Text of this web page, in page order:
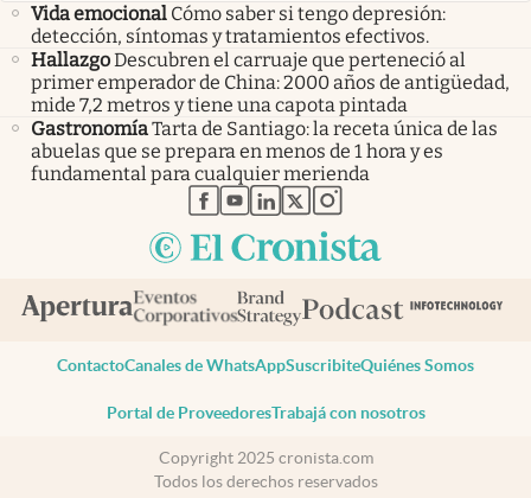
Vida emocional Cómo saber si tengo depresión:
detección, síntomas y tratamientos efectivos.
HallazgoDescubren el carruaje que perteneció al
primer emperador de China: 2000 años de antigüedad,
mide 7,2 metros y tiene una capota pintada
GastronomíaTarta de Santiago: la receta única de las
abuelas que se prepara en menos de 1 hora y es
fundamental para cualquier merienda
abre en nueva pestaña
abre en nueva pestaña
abre en nueva pestaña
abre en nueva pestaña
abre en nueva pestaña
ContactoCanales de WhatsAppSuscribiteQuiénes Somos
Portal de ProveedoresTrabajá con nosotros
Copyright 2025 cronista.com
Todos los derechos reservados